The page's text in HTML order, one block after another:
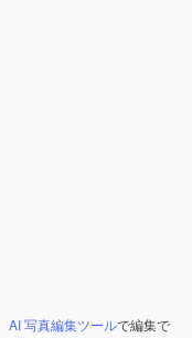
AI 写真編集ツールで編集で